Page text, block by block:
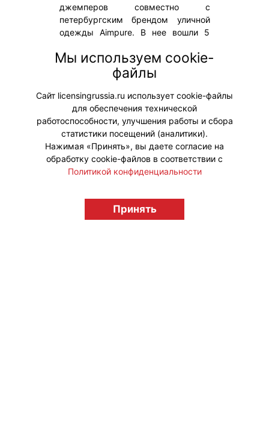
джемперов совместно с
петербургским брендом уличной
одежды Aimpure. В нее вошли 5
объединившие клуб с городской
#Мерч
licensingrussia.ru, 2009-2026 12+
Мы используем cookie-
файлы
Сайт licensingrussia.ru использует cookie-файлы
для обеспечения технической
работоспособности, улучшения работы и сбора
статистики посещений (аналитики).
Нажимая «Принять», вы даете согласие на
обработку cookie-файлов в соответствии с
Политикой конфиденциальности
Принять